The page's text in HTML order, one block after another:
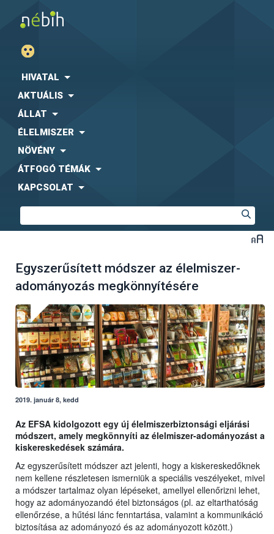
HIVATAL
AKTUÁLIS
ÁLLAT
ÉLELMISZER
NÖVÉNY
ÁTFOGÓ TÉMÁK
KAPCSOLAT
Egyszerűsített módszer az élelmiszer-
adományozás megkönnyítésére
2019. január 8, kedd
Az EFSA kidolgozott egy új élelmiszerbiztonsági eljárási
módszert, amely megkönnyíti az élelmiszer-adományozást a
kiskereskedések számára.
Az egyszerűsített módszer azt jelenti, hogy a kiskereskedőknek
nem kellene részletesen ismerniük a speciális veszélyeket, mivel
a módszer tartalmaz olyan lépéseket, amellyel ellenőrizni lehet,
hogy az adományozandó étel biztonságos (pl. az eltarthatóság
ellenőrzése, a hűtési lánc fenntartása, valamint a kommunikáció
biztosítása az adományozó és az adományozott között.)